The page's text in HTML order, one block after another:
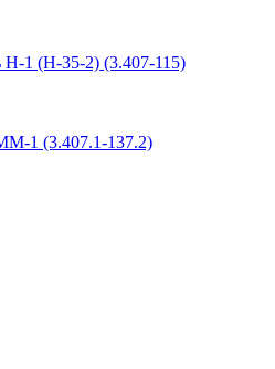
Н-1 (Н-35-2) (3.407-115)
1 (3.407.1-137.2)